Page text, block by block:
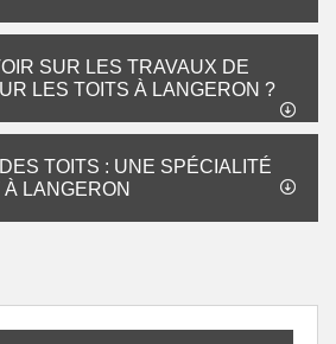
SUR LES TRAVAUX DE
LES TOITS À LANGERON ?
TOITS : UNE SPÉCIALITÉ
LANGERON